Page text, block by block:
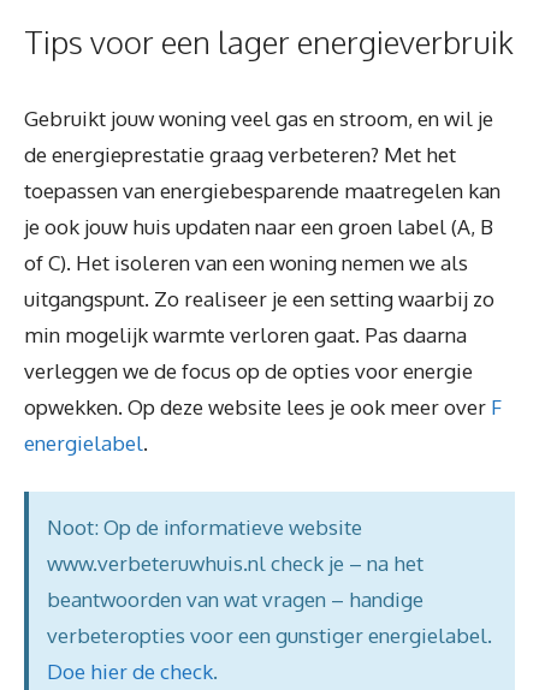
Tips voor een lager energieverbruik
Gebruikt jouw woning veel gas en stroom, en wil je
de energieprestatie graag verbeteren? Met het
toepassen van energiebesparende maatregelen kan
je ook jouw huis updaten naar een groen label (A, B
of C). Het isoleren van een woning nemen we als
uitgangspunt. Zo realiseer je een setting waarbij zo
min mogelijk warmte verloren gaat. Pas daarna
verleggen we de focus op de opties voor energie
opwekken. Op deze website lees je ook meer over F
energielabel.
Noot: Op de informatieve website
www.verbeteruwhuis.nl check je – na het
beantwoorden van wat vragen – handige
verbeteropties voor een gunstiger energielabel.
Doe hier de check.